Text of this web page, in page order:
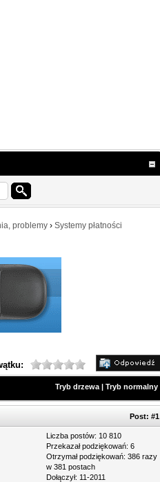
problemy › Systemy płatności
Tryb drzewa | Tryb normalny
Post: #1
Liczba postów: 10 810
Przekazał podziękowań: 6
Otrzymał podziękowań: 386 razy
w 381 postach
Dołączył: 11-2011